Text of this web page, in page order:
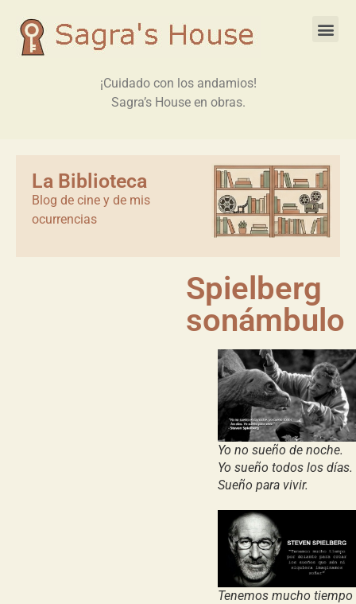
¡Cuidado con los andamios!
Sagra’s House en obras.
La Biblioteca
Blog de cine y de mis
ocurrencias
Spielberg
sonámbulo
Yo no sueño de noche.
Yo sueño todos los días.
Sueño para vivir.
Tenemos mucho tiempo